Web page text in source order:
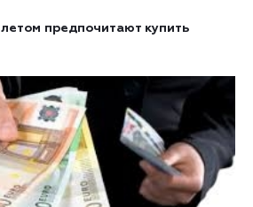
предпочитают купить